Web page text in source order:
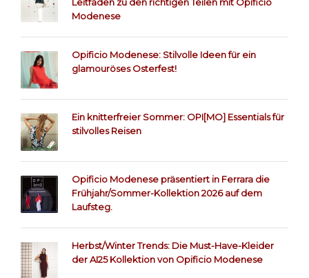
Modenese
Opificio Modenese: Stilvolle Ideen für ein
glamouröses Osterfest!
Ein knitterfreier Sommer: OPI[MO] Essentials für
stilvolles Reisen
Opificio Modenese präsentiert in Ferrara die
Frühjahr/Sommer-Kollektion 2026 auf dem
Laufsteg.
Herbst/Winter Trends: Die Must-Have-Kleider
der AI25 Kollektion von Opificio Modenese